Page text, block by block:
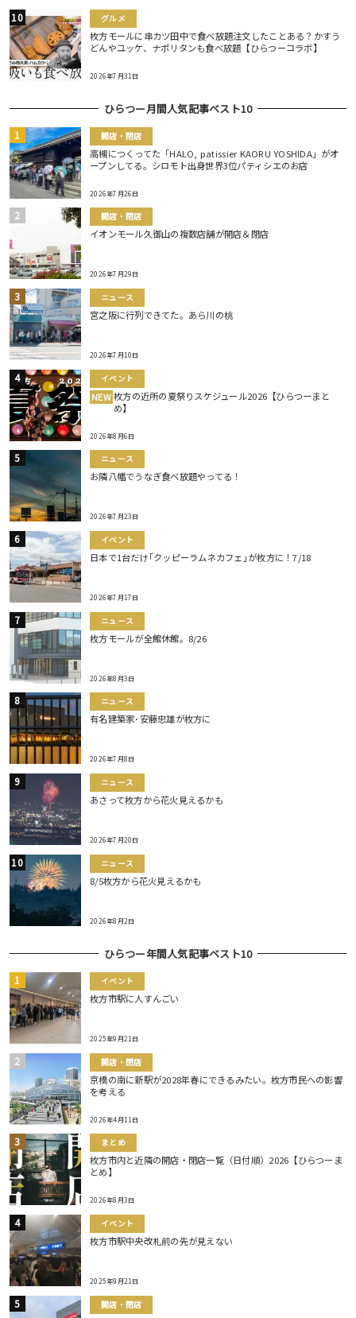
グルメ
枚方モールに串カツ田中で食べ放題注文したことある？かすう
どんやユッケ、ナポリタンも食べ放題【ひらつーコラボ】
2026年7月31日
ひらつー月間人気記事ベスト10
開店・閉店
高槻につくってた「HALO, patissier KAORU YOSHIDA」がオ
ープンしてる。シロモト出身世界3位パティシエのお店
2026年7月26日
開店・閉店
イオンモール久御山の複数店舗が開店＆閉店
2026年7月29日
ニュース
宮之阪に行列できてた。あら川の桃
2026年7月10日
イベント
NEW 枚方の近所の夏祭りスケジュール2026【ひらつーまと
め】
2026年8月6日
ニュース
お隣八幡でうなぎ食べ放題やってる！
2026年7月23日
イベント
日本で1台だけ｢クッピーラムネカフェ｣が枚方に！7/18
2026年7月17日
ニュース
枚方モールが全館休館。8/26
2026年8月3日
ニュース
有名建築家･安藤忠雄が枚方に
2026年7月8日
ニュース
あさって枚方から花火見えるかも
2026年7月20日
ニュース
8/5枚方から花火見えるかも
2026年8月2日
ひらつー年間人気記事ベスト10
イベント
枚方市駅に人すんごい
2025年9月21日
開店・閉店
京橋の南に新駅が2028年春にできるみたい。枚方市民への影響
を考える
2026年4月11日
まとめ
枚方市内と近隣の開店・閉店一覧（日付順）2026【ひらつーま
とめ】
2026年8月3日
イベント
枚方市駅中央改札前の先が見えない
2025年9月21日
開店・閉店